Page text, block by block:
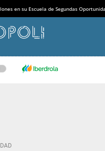
en su Escuela de Segundas